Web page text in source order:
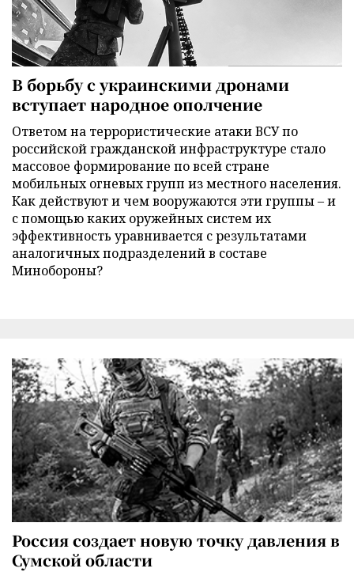
В борьбу с украинскими дронами
вступает народное ополчение
Ответом на террористические атаки ВСУ по
российской гражданской инфраструктуре стало
массовое формирование по всей стране
мобильных огневых групп из местного населения.
Как действуют и чем вооружаются эти группы – и
с помощью каких оружейных систем их
эффективность уравнивается с результатами
аналогичных подразделений в составе
Минобороны?
Россия создает новую точку давления в
Сумской области